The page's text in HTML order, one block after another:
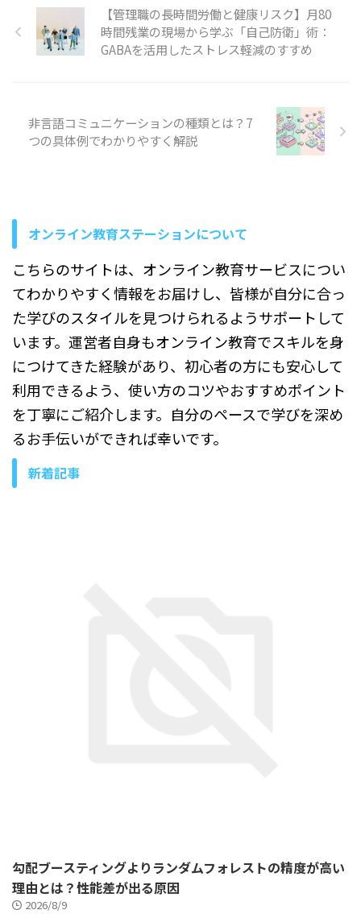
おすすめアプリをはじめ、そ
れぞれの特徴や選び方、AIを
活用した効果的な練習方法ま
で、順を追って説明していき
仕組みについて、初めて学ぶ
方にも分かりやすいよう順を
追って説明していきます。 コ
ミュニケ ...
感じたことはありませんか。
相手の発言に傷ついたり、不
公平な扱いを受けたりしたと
い返したほうがいい場面と言
い返さないほうがいい場面の
正解はある？ 言い返すべき
か、それとも黙って受け流す
【管理職の長時間労働と健康リスク】月80
時間残業の現場から学ぶ「自己防衛」術：
GABAを活用したストレス軽減のすすめ
非言語コミュニケーションの種類とは？7
つの具体例でわかりやすく解説
オンライン教育ステーションについて
こちらのサイトは、オンライン教育サービスについ
てわかりやすく情報をお届けし、皆様が自分に合っ
た学びのスタイルを見つけられるようサポートして
います。運営者自身もオンライン教育でスキルを身
につけてきた経験があり、初心者の方にも安心して
利用できるよう、使い方のコツやおすすめポイント
を丁寧にご紹介します。自分のペースで学びを深め
るお手伝いができれば幸いです。
新着記事
勾配ブースティングよりランダムフォレストの精度が高い
理由とは？性能差が出る原因
2026/8/9